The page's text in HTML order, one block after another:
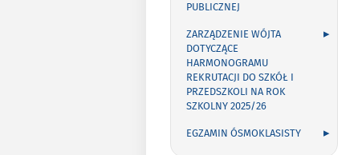
PUBLICZNEJ
ZARZĄDZENIE WÓJTA
DOTYCZĄCE
HARMONOGRAMU
REKRUTACJI DO SZKÓŁ I
PRZEDSZKOLI NA ROK
SZKOLNY 2025/26
EGZAMIN ÓSMOKLASISTY